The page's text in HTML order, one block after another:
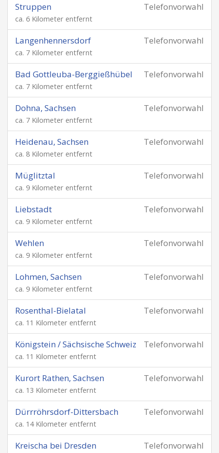
Telefonvorwahl
Struppen
ca. 6 Kilometer entfernt
Telefonvorwahl
Langenhennersdorf
ca. 7 Kilometer entfernt
Telefonvorwahl
Bad Gottleuba-Berggießhübel
ca. 7 Kilometer entfernt
Telefonvorwahl
Dohna, Sachsen
ca. 7 Kilometer entfernt
Telefonvorwahl
Heidenau, Sachsen
ca. 8 Kilometer entfernt
Telefonvorwahl
Müglitztal
ca. 9 Kilometer entfernt
Telefonvorwahl
Liebstadt
ca. 9 Kilometer entfernt
Telefonvorwahl
Wehlen
ca. 9 Kilometer entfernt
Telefonvorwahl
Lohmen, Sachsen
ca. 9 Kilometer entfernt
Telefonvorwahl
Rosenthal-Bielatal
ca. 11 Kilometer entfernt
Telefonvorwahl
Königstein / Sächsische Schweiz
ca. 11 Kilometer entfernt
Telefonvorwahl
Kurort Rathen, Sachsen
ca. 13 Kilometer entfernt
Telefonvorwahl
Dürrröhrsdorf-Dittersbach
ca. 14 Kilometer entfernt
Telefonvorwahl
Kreischa bei Dresden